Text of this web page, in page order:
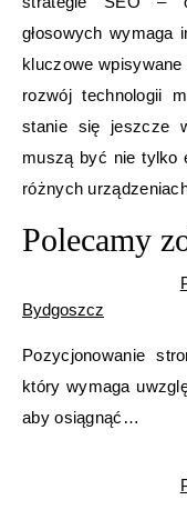
głosowych wymaga
kluczowe
rozwój technologii
stanie się jeszcze
muszą być nie tylko
różnych
Polecamy
Bydgoszcz
Pozycjonowanie
który wymaga
aby osiągnąć…